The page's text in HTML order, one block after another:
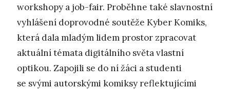
workshopy a job-fair. Proběhne také slavnostní
vyhlášení doprovodné soutěže Kyber Komiks,
která dala mladým lidem prostor zpracovat
aktuální témata digitálního světa vlastní
optikou. Zapojili se do ní žáci a studenti
se svými autorskými komiksy reflektujícími